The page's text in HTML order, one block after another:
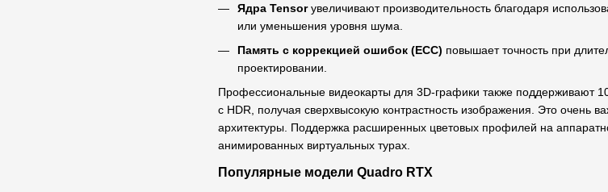
Ядра Tensorувеличивают производительность благодаря
или уменьшения уровня шума.
Память с коррекцией ошибок (ECC) повышает точность при
проектировании.
Профессиональные видеокарты для 3D-графики также поддерживают
с HDR, получая сверхвысокую контрастность изображения. Это очень
архитектуры. Поддержка расширенных цветовых профилей на
анимированных виртуальных турах.
Популярные модели Quadro RTX